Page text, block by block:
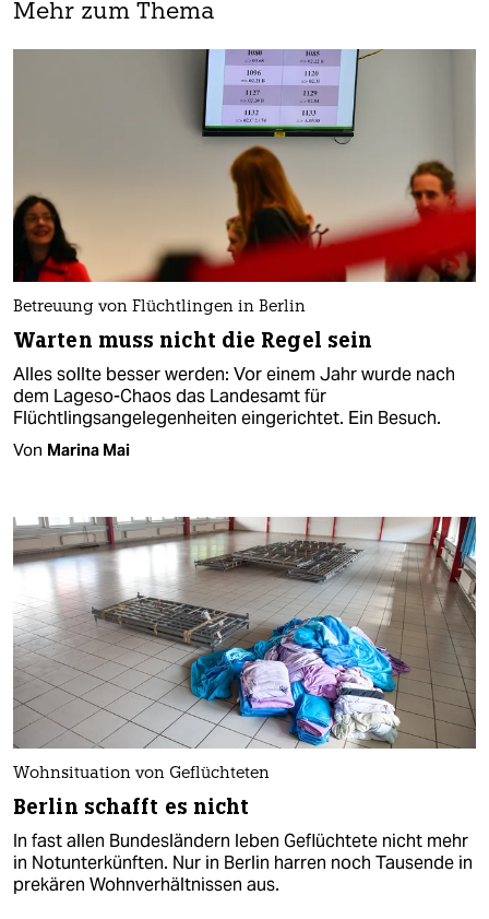
Mehr zum Thema
Betreuung von Flüchtlingen in Berlin
Warten muss nicht die Regel sein
Alles sollte besser werden: Vor einem Jahr wurde nach
dem Lageso-Chaos das Landesamt für
Flüchtlingsangelegenheiten eingerichtet. Ein Besuch.
Von Marina Mai
Wohnsituation von Geflüchteten
Berlin schafft es nicht
In fast allen Bundesländern leben Geflüchtete nicht mehr
in Notunterkünften. Nur in Berlin harren noch Tausende in
prekären Wohnverhältnissen aus.